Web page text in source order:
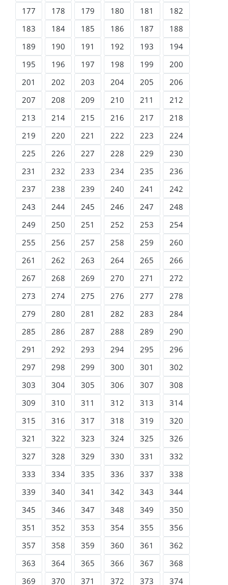
177
178 179 180 181
182
183
184 185 186 187
188
189
190 191 192 193
194
195
196 197 198 199
200
201
202 203 204 205
206
207
208 209 210 211
212
213
214 215 216 217
218
219
220 221 222 223
224
225
226 227 228 229
230
231
232 233 234 235
236
237
238 239 240 241
242
243
244 245 246 247
248
249
250 251 252 253
254
255
256 257 258 259
260
261
262 263 264 265
266
267
268 269 270 271
272
273
274 275 276 277
278
279
280 281 282 283
284
285
286 287 288 289
290
291
292 293 294 295
296
297
298 299 300 301
302
303
304 305 306 307
308
309
310 311 312 313
314
315
316 317 318 319
320
321
322 323 324 325
326
327
328 329 330 331
332
333
334 335 336 337
338
339
340 341 342 343
344
345
346 347 348 349
350
351
352 353 354 355
356
357
358 359 360 361
362
363
364 365 366 367
368
369
370 371 372 373 374